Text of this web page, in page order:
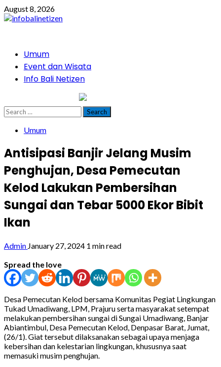
Skip
to
August 8, 2026
PrimaryUmum
Event dan Wisata
Info Bali Netizen
Search
for:
Umum
Antisipasi Banjir Jelang Musim
Penghujan, Desa Pemecutan
Kelod Lakukan Pembersihan
Sungai dan Tebar 5000 Ekor Bibit
Ikan
Admin January 27, 2024 1 min read
Spread the love
Desa Pemecutan Kelod bersama Komunitas Pegiat Lingkungan
Tukad Umadiwang, LPM, Prajuru serta masyarakat setempat
melakukan pembersihan sungai di Sungai Umadiwang, Banjar
Abiantimbul, Desa Pemecutan Kelod, Denpasar Barat, Jumat,
(26/1). Giat tersebut dilaksanakan sebagai upaya menjaga
kebersihan dan kelestarian lingkungan, khususnya saat
memasuki musim penghujan.